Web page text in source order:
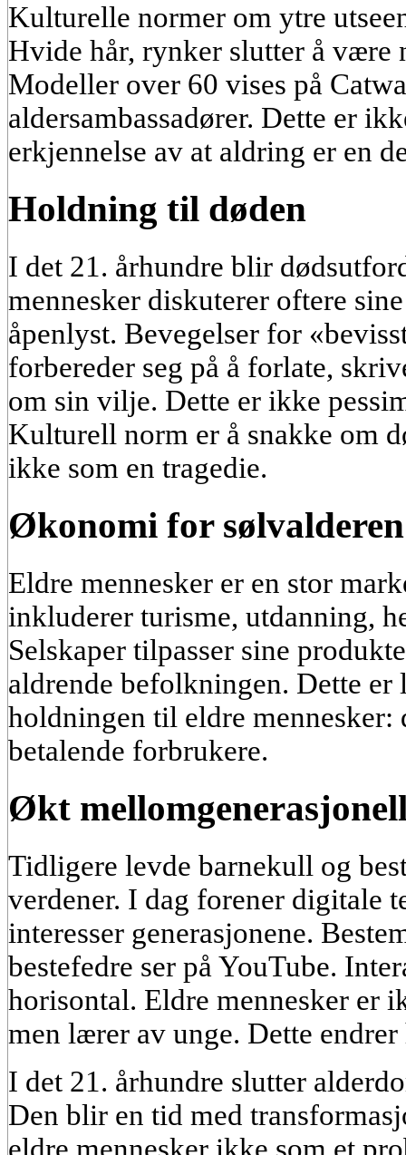
Kulturelle normer om ytre
Hvide hår, rynker slutter å være
Modeller over 60 vises på
aldersambassadører. Dette er
erkjennelse av at aldring er en
Holdning til døden
I det 21. århundre blir
mennesker diskuterer oftere
åpenlyst. Bevegelser for
forbereder seg på å forlate,
om sin vilje. Dette er ikke
Kulturell norm er å snakke om
ikke som en tragedie.
Økonomi for sølvalderen
Eldre mennesker er en stor
inkluderer turisme, utdanning,
Selskaper tilpasser sine
aldrende befolkningen. Dette er
holdningen til eldre mennesker:
betalende forbrukere.
Økt
Tidligere levde barnekull og
verdener. I dag forener digitale
interesser generasjonene.
bestefedre ser på YouTube.
horisontal. Eldre mennesker er
men lærer av unge. Dette
I det 21. århundre slutter
Den blir en tid med
eldre mennesker ikke som et